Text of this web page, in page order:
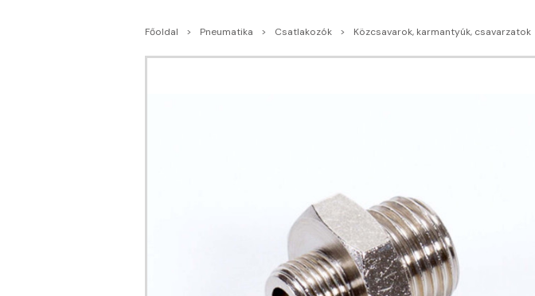
Főoldal Pneumatika Csatlakozók Közcsavarok, karmantyúk, csavarzatok